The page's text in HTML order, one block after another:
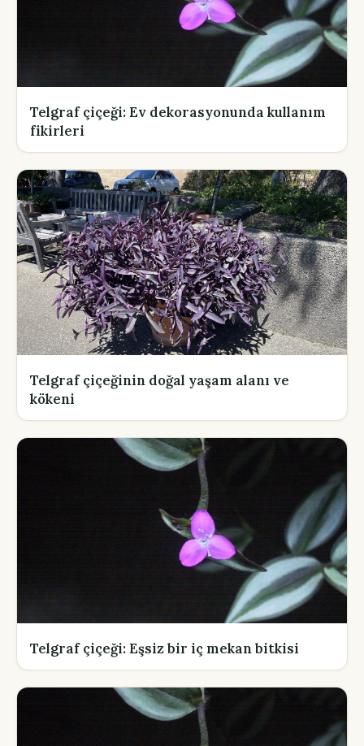
Telgraf çiçeği: Ev dekorasyonunda kullanım
fikirleri
Telgraf çiçeğinin doğal yaşam alanı ve
kökeni
Telgraf çiçeği: Eşsiz bir iç mekan bitkisi